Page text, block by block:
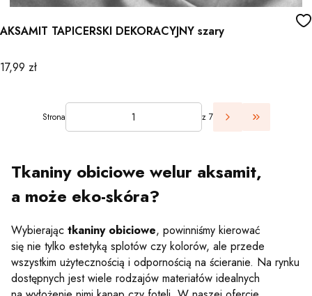
AKSAMIT TAPICERSKI DEKORACYJNY szary
Cena
17,99 zł
Strona z 7 Przejdź do
Tkaniny obiciowe welur aksamit,
a może eko-skóra?
Wybierając tkaniny obiciowe, powinniśmy kierować
się nie tylko estetyką splotów czy kolorów, ale przede
wszystkim użytecznością i odpornością na ścieranie. Na rynku
dostępnych jest wiele rodzajów materiałów idealnych